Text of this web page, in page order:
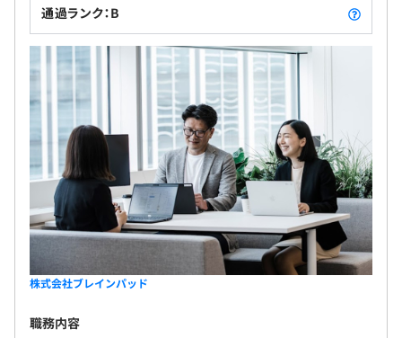
通過ランク：B
株式会社ブレインパッド
職務内容